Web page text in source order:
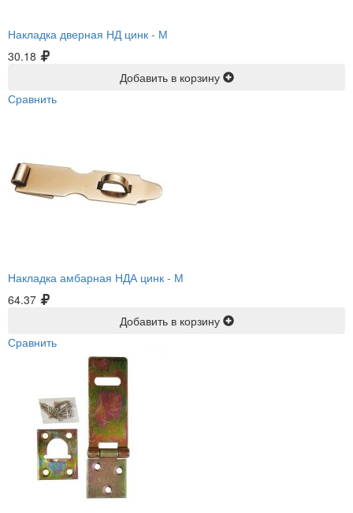
Накладка дверная НД цинк - М
30.18
Добавить в корзину
Сравнить
Накладка амбарная НДА цинк - М
64.37
Добавить в корзину
Сравнить